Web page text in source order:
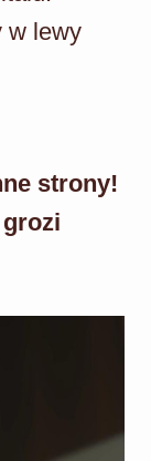
w lewy
strony!